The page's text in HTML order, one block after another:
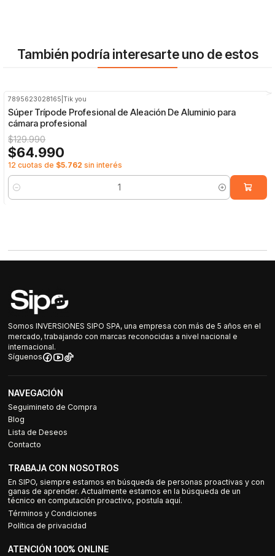
También podría interesarte uno de estos
7895623028165 |Tik you
Súper Trípode Profesional de Aleación De Aluminio para
cámara profesional
$129.990
$64.990
12 cuotas de $5.762 sin interés
Cantidad
Somos INVERSIONES SIPO SPA, una empresa con más de 5 años en el
mercado, trabajando con marcas reconocidas a nivel nacional e
internacional.
Síguenos
NAVEGACIÓN
Seguimineto de Compra
Blog
Lista de Deseos
Contacto
TRABAJA CON NOSOTROS
En SIPO, siempre estamos en búsqueda de personas proactivas y con
ganas de aprender. Actualmente estamos en la búsqueda de un
técnico en computación proactivo, postula aquí.
Términos y Condiciones
Política de privacidad
ATENCIÓN 100% ONLINE